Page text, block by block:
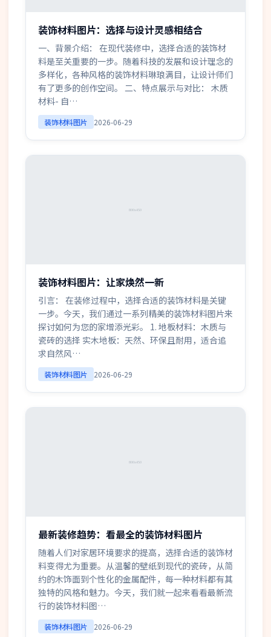
装饰材料图片：选择与设计灵感相结合
一、背景介绍： 在现代装修中，选择合适的装饰材
料是至关重要的一步。随着科技的发展和设计理念的
多样化，各种风格的装饰材料琳琅满目，让设计师们
有了更多的创作空间。 二、特点展示与对比： 木质
材料- 自…
装饰材料图片 2026-06-29
装饰材料图片：让家焕然一新
引言： 在装修过程中，选择合适的装饰材料是关键
一步。今天，我们通过一系列精美的装饰材料图片来
探讨如何为您的家增添光彩。 1. 地板材料：木质与
瓷砖的选择 实木地板：天然、环保且耐用，适合追
求自然风…
装饰材料图片 2026-06-29
最新装修趋势：看最全的装饰材料图片
随着人们对家居环境要求的提高，选择合适的装饰材
料变得尤为重要。从温馨的壁纸到现代的瓷砖，从简
约的木饰面到个性化的金属配件，每一种材料都有其
独特的风格和魅力。今天，我们就一起来看看最新流
行的装饰材料图…
装饰材料图片 2026-06-29